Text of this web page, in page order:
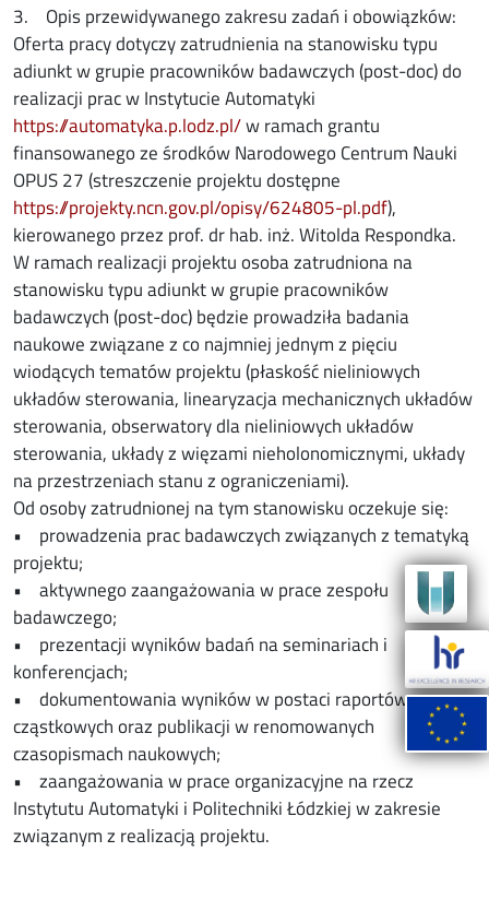
3. Opis przewidywanego zakresu zadań i obowiązków:
Oferta pracy dotyczy zatrudnienia na stanowisku typu
adiunkt w grupie pracowników badawczych (post-doc) do
realizacji prac w Instytucie Automatyki
https://automatyka.p.lodz.pl/w ramach grantu
finansowanego ze środków Narodowego Centrum Nauki
OPUS 27 (streszczenie projektu dostępne
https://projekty.ncn.gov.pl/opisy/624805-pl.pdf),
kierowanego przez prof. dr hab. inż. Witolda Respondka.
W ramach realizacji projektu osoba zatrudniona na
stanowisku typu adiunkt w grupie pracowników
badawczych (post-doc) będzie prowadziła badania
naukowe związane z co najmniej jednym z pięciu
wiodących tematów projektu (płaskość nieliniowych
układów sterowania, linearyzacja mechanicznych układów
sterowania, obserwatory dla nieliniowych układów
sterowania, układy z więzami nieholonomicznymi, układy
na przestrzeniach stanu z ograniczeniami).
Od osoby zatrudnionej na tym stanowisku oczekuje się:
• prowadzenia prac badawczych związanych z tematyką
projektu;
• aktywnego zaangażowania w prace zespołu
badawczego;
• prezentacji wyników badań na seminariach i
konferencjach;
• dokumentowania wyników w postaci raportów
cząstkowych oraz publikacji w renomowanych
czasopismach naukowych;
• zaangażowania w prace organizacyjne na rzecz
Instytutu Automatyki i Politechniki Łódzkiej w zakresie
związanym z realizacją projektu.